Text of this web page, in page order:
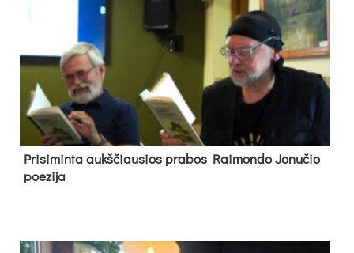
Pri­si­min­ta aukš­čiau­sios pra­bos Rai­mon­do Jo­nu­čio
poe­zi­ja